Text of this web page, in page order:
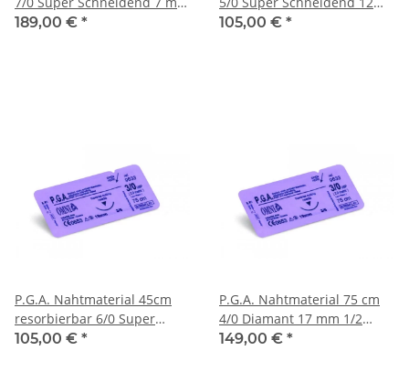
1/2 kreisförmig Schneidend
189,00 € *
mm 3/8 kreisförmig
105,00 € *
P.G.A. Nahtmaterial 45cm
resorbierbar 6/0 Super
Schneidend 12 mm 3/8
105,00 € *
P.G.A. Nahtmaterial 75 cm
4/0 Diamant 17 mm 1/2
kreisförmig Runde
149,00 € *